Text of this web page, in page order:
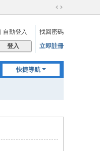
切
到
寬
自動登入
找回密碼
登入 立即註冊
快捷導航